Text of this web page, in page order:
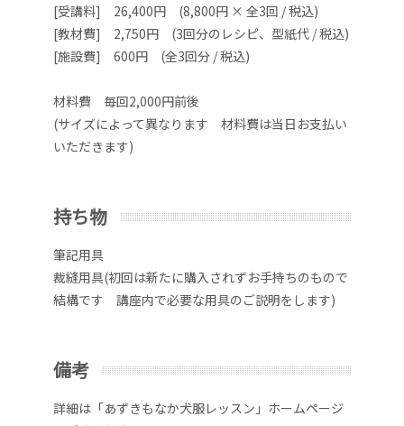
[受講料] 26,400円 (8,800円 × 全3回 / 税込)
[教材費] 2,750円 (3回分のレシピ、型紙代 / 税込)
[施設費] 600円 (全3回分 / 税込)
材料費 毎回2,000円前後
(サイズによって異なります 材料費は当日お支払い
いただきます)
持ち物
筆記用具
裁縫用具(初回は新たに購入されずお手持ちのもので
結構です 講座内で必要な用具のご説明をします)
備考
詳細は「あずきもなか犬服レッスン」ホームページ